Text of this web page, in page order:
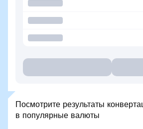
Посмотрите результаты
в популярные валюты